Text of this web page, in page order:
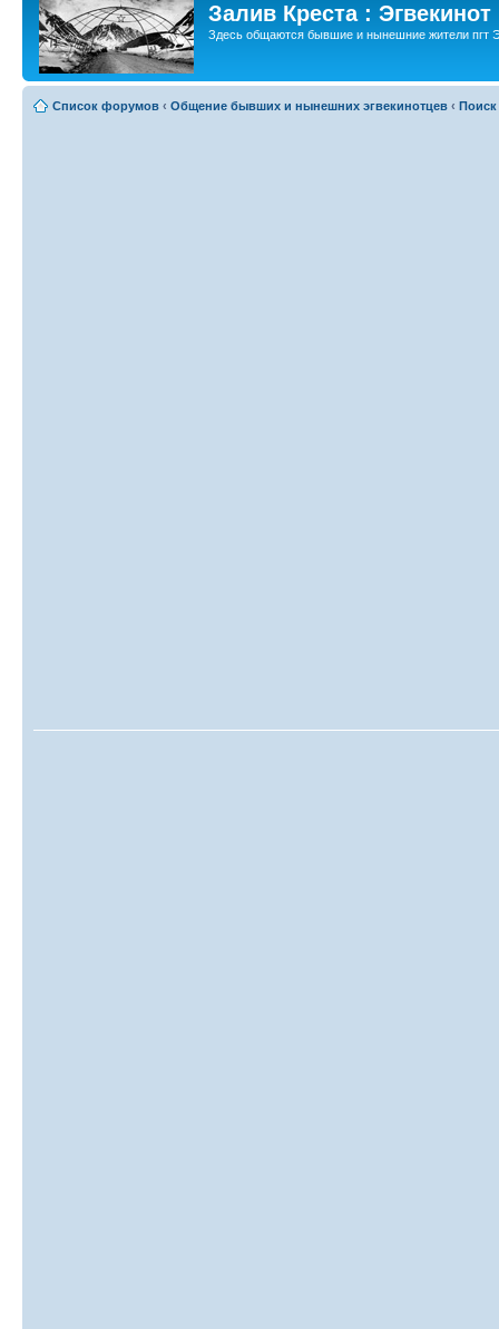
Залив Креста : Эгвекинот
Здесь общаются бывшие и нынешние жители пгт
Список форумов ‹ Общение бывших и нынешних эгвекинотцев ‹ Поиск